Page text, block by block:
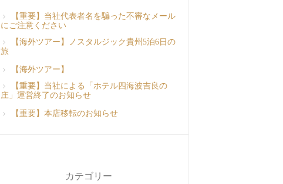
【重要】当社代表者名を騙った不審なメール
にご注意ください
【海外ツアー】ノスタルジック貴州5泊6日の
旅
【海外ツアー】
【重要】当社による「ホテル四海波吉良の
庄」運営終了のお知らせ
【重要】本店移転のお知らせ
カテゴリー